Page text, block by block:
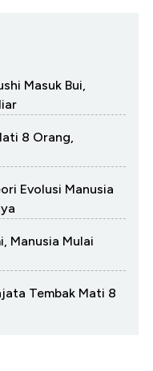
Masuk Bui,
8 Orang,
Evolusi Manusia
Manusia Mulai
Tembak Mati 8